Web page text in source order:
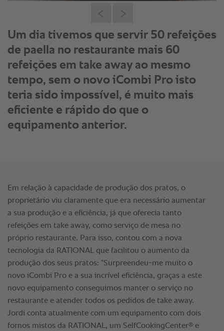
Um dia tivemos que servir 50 refeições
de paella no restaurante mais 60
refeições em take away ao mesmo
tempo, sem o novo iCombi Pro isto
teria sido impossível, é muito mais
eficiente e rápido do que o
equipamento anterior.
Em relação à capacidade de produção dos pratos, o
proprietário viu claramente que era necessário aumentar
a sua produção e a eficiência, já que oferecia tanto
refeições em take away, como serviço de mesa no
próprio restaurante. Para isso, contou com a nova
tecnologia da RATIONAL que facilitou o aumento da
produção dos seus pratos: “Surpreendeu-me muito o
novo iCombi Pro e a sua incrível eficiência, graças a este
novo equipamento conseguimos manter o serviço no
restaurante e atender todos os pedidos de take away.
Jordi conta atualmente com um equipamento com dois
fornos mistos da RATIONAL, um SelfCookingCenter® e